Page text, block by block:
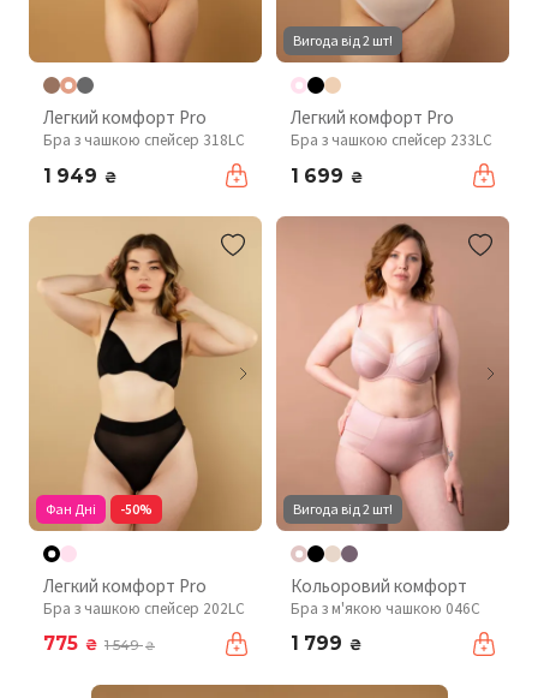
Легкий комфорт Pro
Бра з чашкою спейсер 318LC
1 949 ₴
Вигода від 2 шт!
Легкий комфорт Pro
Бра з чашкою спейсер 233LC
1 699 ₴
Фан Дні -50%
Легкий комфорт Pro
Бра з чашкою спейсер 202LC
775 ₴ 1 549₴
Вигода від 2 шт!
Кольоровий комфорт
Бра з м'якою чашкою 046C
1 799 ₴